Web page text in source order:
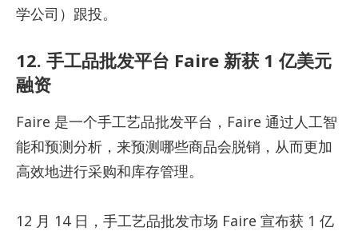
学公司）跟投。
12. 手工品批发平台 Faire 新获 1 亿美元
融资
Faire 是一个手工艺品批发平台，Faire 通过人工智
能和预测分析，来预测哪些商品会脱销，从而更加
高效地进行采购和库存管理。
12 月 14 日，手工艺品批发市场 Faire 宣布获 1 亿